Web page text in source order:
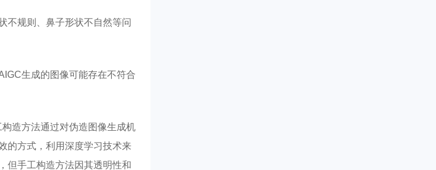
不规则、鼻子形状不自然等问
生成的图像可能存在不符合
造方法通过对伪造图像生成机
的方式，利用深度学习技术来
但手工构造方法因其透明性和